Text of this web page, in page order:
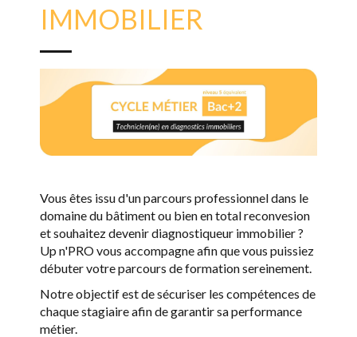
IMMOBILIER
Vous êtes issu d'un parcours professionnel dans le
domaine du bâtiment ou bien en total reconvesion
et souhaitez devenir diagnostiqueur immobilier ?
Up n'PRO vous accompagne afin que vous puissiez
débuter votre parcours de formation sereinement.
Notre objectif est de sécuriser les compétences de
chaque stagiaire afin de garantir sa performance
métier.